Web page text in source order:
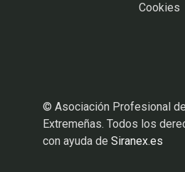
Cookies
© Asociación Profesional
Extremeñas. Todos los
con ayuda de Siranex.es